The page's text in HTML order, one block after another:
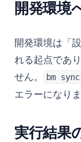
開発環境
開発環境は「
れる起点であ
せん。
bm sync
エラーになりま
実行結果